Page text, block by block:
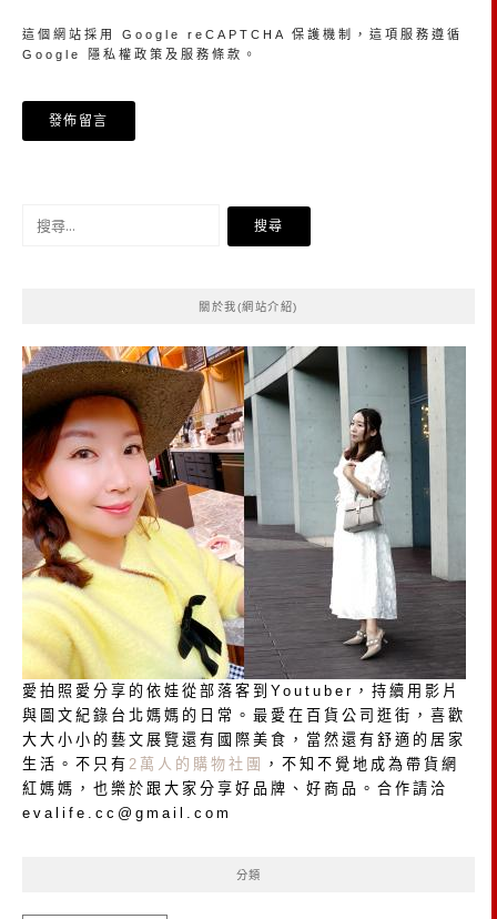
這個網站採用 Google reCAPTCHA 保護機制，這項服務遵循
Google
隱私權政策 及 服務條款 。
尋
關於我(網站介紹)
愛拍照愛分享的依娃從部落客到Youtuber，持續用影片
與圖文紀錄台北媽媽的日常。最愛在百貨公司逛街，喜歡
大大小小的藝文展覽還有國際美食，當然還有舒適的居家
生活。不只有 2萬人的購物社團
，不知不覺地成為帶貨網
紅媽媽，也樂於跟大家分享好品牌、好商品。合作請洽
evalife.cc@gmail.com
分類